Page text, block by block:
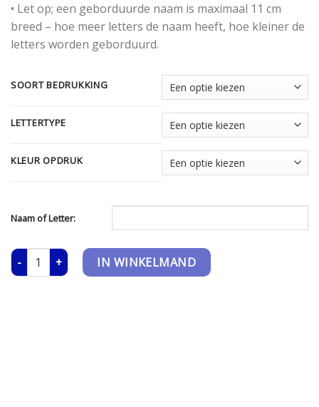
• Let op; een geborduurde naam is maximaal 11 cm
breed – hoe meer letters de naam heeft, hoe kleiner de
letters worden geborduurd.
SOORT BEDRUKKING
LETTERTYPE
KLEUR OPDRUK
Naam of Letter:
Teddy Rugzak met oortjes - Zand aantal
IN WINKELMAND